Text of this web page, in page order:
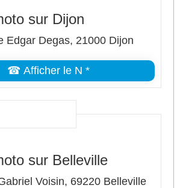
sur Dijon
Edgar Degas, 21000 Dijon
☎ Afficher le N *
sur Belleville
Voisin, 69220 Belleville